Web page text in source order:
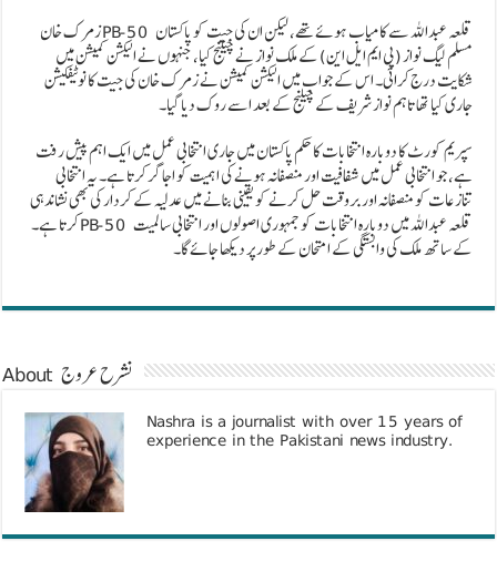
زمرک خان PB-50 قلعہ عبداللہ سے کامیاب ہوئے تھے، لیکن ان کی جیت کو پاکستان
مسلم لیگ نواز (پی ایم ایل این) کے ملک نواز نے چیلنج کیا، جنہوں نے الیکشن کمیشن میں
شکایت درج کرائی۔ اس کے جواب میں الیکشن کمیشن نے زمرک خان کی جیت کا نوٹیفکیشن
جاری کیا تھا تاہم نواز شریف کے چیلنج کے بعد اسے روک دیا گیا۔
سپریم کورٹ کا دوبارہ انتخابات کا حکم پاکستان میں جاری انتخابی عمل میں ایک اہم پیش رفت
ہے، جو انتخابی عمل میں شفافیت اور منصفانہ ہونے کی اہمیت کو اجاگر کرتا ہے۔ یہ انتخابی
تنازعات کو منصفانہ اور بروقت حل کرنے کو یقینی بنانے میں عدلیہ کے کردار کی بھی نشاندہی
کرتا ہے۔ PB-50 قلعہ عبداللہ میں دوبارہ انتخابات کو جمہوری اصولوں اور انتخابی سالمیت
کے ساتھ ملک کی وابستگی کے امتحان کے طور پر دیکھا جائے گا۔
About نشرح عروج
Nashra is a journalist with over 15 years of
experience in the Pakistani news industry.